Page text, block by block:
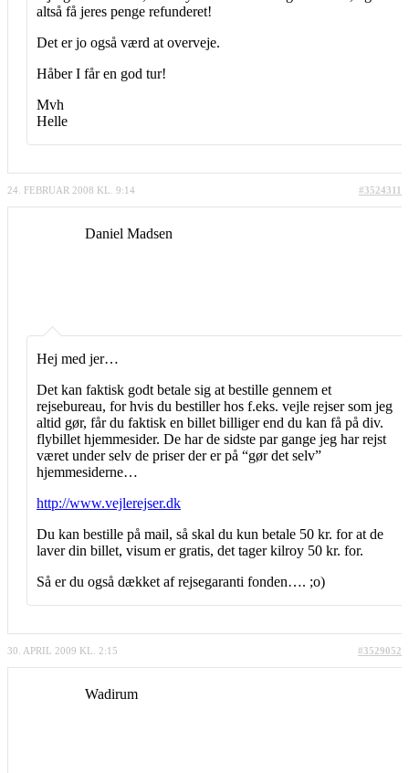
altså få jeres penge refunderet!
Det er jo også værd at overveje.
Håber I får en god tur!
Mvh
Helle
24. FEBRUAR 2008 KL. 9:14 #3524311
Daniel Madsen
Hej med jer…
Det kan faktisk godt betale sig at bestille gennem et
rejsebureau, for hvis du bestiller hos f.eks. vejle rejser som jeg
altid gør, får du faktisk en billet billiger end du kan få på div.
flybillet hjemmesider. De har de sidste par gange jeg har rejst
været under selv de priser der er på “gør det selv”
hjemmesiderne…
http://www.vejlerejser.dk
Du kan bestille på mail, så skal du kun betale 50 kr. for at de
laver din billet, visum er gratis, det tager kilroy 50 kr. for.
Så er du også dækket af rejsegaranti fonden…. ;o)
30. APRIL 2009 KL. 2:15 #3529052
Wadirum